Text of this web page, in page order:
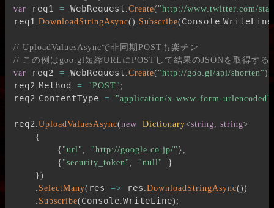
var req1 = WebRequest .Create( "http://www.twitter.com/
req1 .DownloadStringAsync() . Subscribe( Console.WriteLine
// UploadValuesAsyncで非同期POSTも楽チン
// この例はgoo.gl短縮URLにPOSTして結果のJSONを取得する
var req2 = WebRequest .Create( "http://goo.gl/api/shorten")
req2 .Method = "POST" ;
req2 . ContentType = "application/x-www-form-urlencoded"
req2 .UploadValuesAsync(new Dictionary<string, string>
{
{ "url" , "http://google.co.jp/" } ,
{ "security_token" , "null"
}
})
. SelectMany( res => res .DownloadStringAsync())
. Subscribe( Console.WriteLine) ;